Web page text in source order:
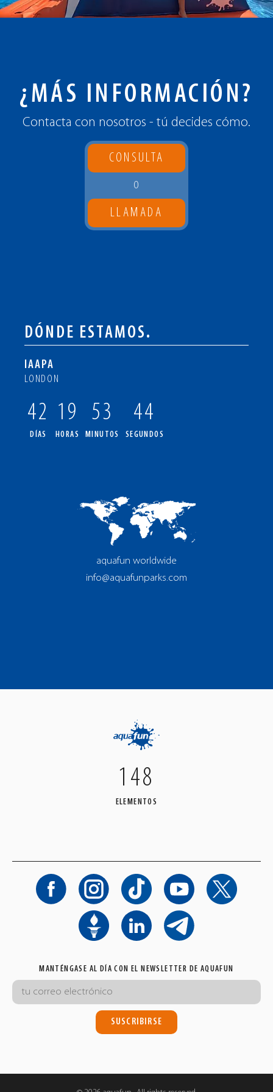
¿MÁS INFORMACIÓN?
Contacta con nosotros - tú decides cómo.
CONSULTA
O
LLAMADA
DÓNDE ESTAMOS.
IAAPA
LONDON
42
DÍAS
19
HORAS
53
MINUTOS
43
SEGUNDOS
aquafun worldwide
info@aquafunparks.com
148
ELEMENTOS
MANTÉNGASE AL DÍA CON EL NEWSLETTER DE AQUAFUN